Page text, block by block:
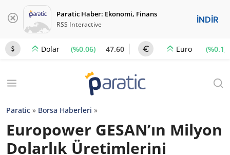
Paratic Haber: Ekonomi, Finans
RSS Interactive İNDİR
Dolar (%0.06) 47.60 Euro (%0.1)
Paratic » Borsa Haberleri »
Europower GESAN’ın Milyon
Dolarlık Üretimlerini